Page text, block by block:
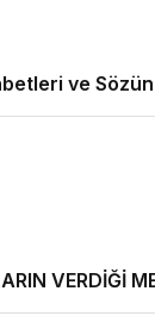
ve
VERDİĞİ